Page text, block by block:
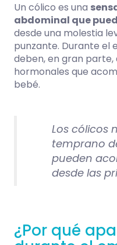
Un cólico es una
abdominal que
desde una molestia
punzante. Durante el
deben, en gran parte,
hormonales que
bebé.
Los cólicos
temprano
pueden
desde las
¿Por qué